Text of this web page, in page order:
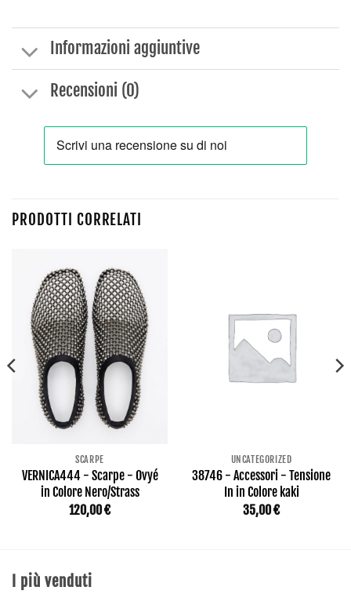
Informazioni aggiuntive
Recensioni (0)
PRODOTTI CORRELATI
SCARPE
VERNICA444 - Scarpe - Ovyé
in Colore Nero/Strass
120,00€
UNCATEGORIZED
38746 - Accessori - Tensione
In in Colore kaki
35,00€
I più venduti